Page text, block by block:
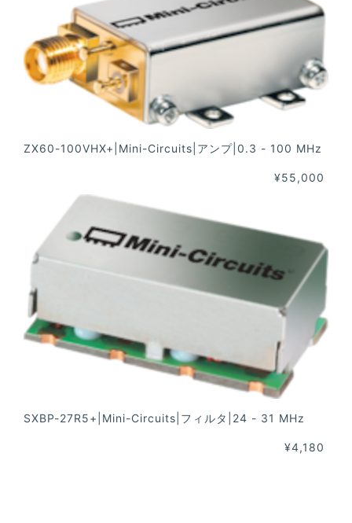
ZX60-100VHX+|Mini-Circuits|アンプ|0.3 - 100 MHz
¥55,000
SXBP-27R5+|Mini-Circuits|フィルタ|24 - 31 MHz
¥4,180